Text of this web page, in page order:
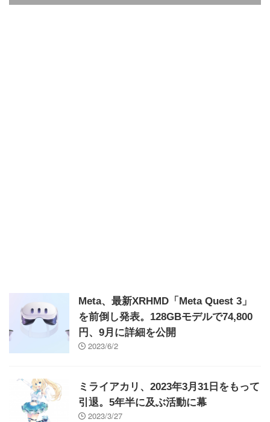
Meta、最新XRHMD「Meta Quest 3」
を前倒し発表。128GBモデルで74,800
円、9月に詳細を公開
2023/6/2
ミライアカリ、2023年3月31日をもって
引退。5年半に及ぶ活動に幕
2023/3/27